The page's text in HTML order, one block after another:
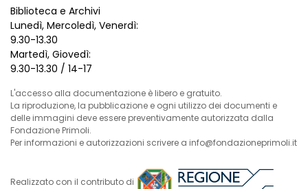
Biblioteca e Archivi
Lunedì, Mercoledì, Venerdì:
9.30-13.30
Martedì, Giovedì:
9.30-13.30 / 14-17
L'accesso alla documentazione è libero e gratuito.
La riproduzione, la pubblicazione e ogni utilizzo dei documenti e
delle immagini deve essere preventivamente autorizzata dalla
Fondazione Primoli.
Per informazioni e autorizzazioni scrivere a info@fondazioneprimoli.it
Realizzato con il contributo di